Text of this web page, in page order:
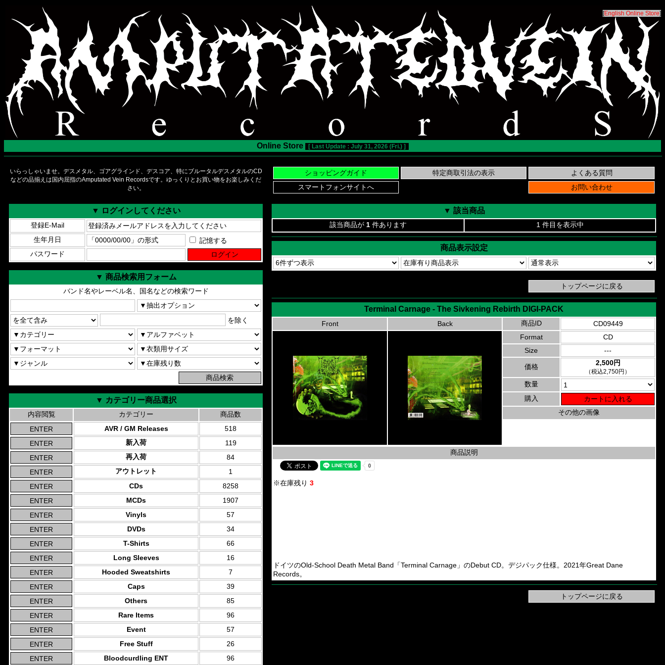
[English Online Store]
Online Store [ Last Update : July 31, 2026 (Fri.) ]
いらっしゃいませ。デスメタル、ゴアグラインド、デスコア、特にブルータルデスメタルのCD
などの品揃えは国内屈指のAmputated Vein Recordsです。ゆっくりとお買い物をお楽しみくだ
さい。
▼ ログインしてください
登録E-Mail
生年月日
記憶する
パスワード
▼ 商品検索用フォーム
バンド名やレーベル名、国名などの検索ワード
を除く
▼ カテゴリー商品選択
内容閲覧 カテゴリー
商品数
AVR / GM Releases
518
新入荷
119
再入荷
84
アウトレット
1
CDs
8258
MCDs
1907
Vinyls
57
DVDs
34
T-Shirts
66
Long Sleeves
16
Hooded Sweatshirts
7
Caps
39
Others
85
Rare Items
96
Event
57
Free Stuff
26
Bloodcurdling ENT
96
▼ 該当商品
該当商品が 1 件あります 1 件目を表示中
商品表示設定
Terminal Carnage - The Sivkening Rebirth DIGI-PACK
Front Back 商品ID
CD09449
Format
CD
Size
---
価格 2,500円
（税込2,750円）
数量
購入
その他の画像
商品説明
※在庫残り 3
ドイツのOld-School Death Metal Band「Terminal Carnage」のDebut CD。デジパック仕様。2021年Great Dane
Records。